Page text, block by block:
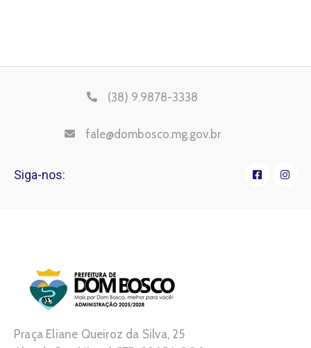
(38) 9.9878-3338
fale@dombosco.mg.gov.br
Siga-nos:
Praça Eliane Queiroz da Silva, 25